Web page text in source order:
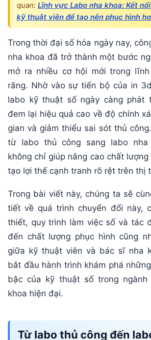
quan: Lĩnh vực Labo nha khoa: Kết
kỹ thuật viên để tạo nên phục hình
Trong thời đại số hóa ngày nay,
nha khoa đã trở thành một bước
mở ra nhiều cơ hội mới trong
răng. Nhờ vào sự tiến bộ của in
labo kỹ thuật số ngày càng phát
đem lại hiệu quả cao về độ chính
gian và giảm thiểu sai sót thủ
từ labo thủ công sang labo nha
không chỉ giúp nâng cao chất
tạo lợi thế cạnh tranh rõ rệt trên thị
Trong bài viết này, chúng ta sẽ
tiết về quá trình chuyển đổi này,
thiết, quy trình làm việc số và tác
đến chất lượng phục hình cũng
giữa kỹ thuật viên và bác sĩ nha
bắt đầu hành trình khám phá
bậc của kỹ thuật số trong ngành
khoa hiện đại.
Từ labo thủ công đến